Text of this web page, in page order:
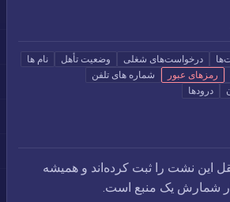
درخواست‌های شغلی وضعیت تأهل
نام ها
رمزهای عبور
شماره های تلفن
درودها
این نشت را ثبت کرده‌اند و همیشه
شمارش یک منبع است.